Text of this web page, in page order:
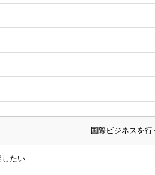
国際ビジネスを
したい